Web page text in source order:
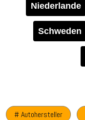
Niederlande
Schweden
# Autohersteller